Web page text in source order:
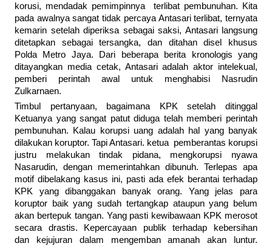
korusi, mendadak pemimpinnya terlibat pembunuhan. Kita
pada awalnya sangat tidak percaya Antasari terlibat, ternyata
kemarin setelah diperiksa sebagai saksi, Antasari langsung
ditetapkan sebagai tersangka, dan ditahan disel khusus
Polda Metro Jaya. Dari beberapa berita kronologis yang
ditayangkan media cetak, Antasari adalah aktor intelekual,
pemberi perintah awal untuk menghabisi Nasrudin
Zulkarnaen.
Timbul pertanyaan, bagaimana KPK setelah ditinggal
Ketuanya yang sangat patut diduga telah memberi perintah
pembunuhan. Kalau korupsi uang adalah hal yang banyak
dilakukan koruptor. Tapi Antasari. ketua pemberantas korupsi
justru melakukan tindak pidana, mengkorupsi nyawa
Nasarudin, dengan memerintahkan dibunuh. Terlepas apa
motif dibelakang kasus ini, pasti ada efek berantai terhadap
KPK yang dibanggakan banyak orang. Yang jelas para
koruptor baik yang sudah tertangkap ataupun yang belum
akan bertepuk tangan. Yang pasti kewibawaan KPK merosot
secara drastis. Kepercayaan publik terhadap kebersihan
dan kejujuran dalam mengemban amanah akan luntur.